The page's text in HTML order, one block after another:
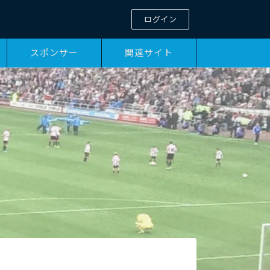
ログイン
スポンサー 関連サイト